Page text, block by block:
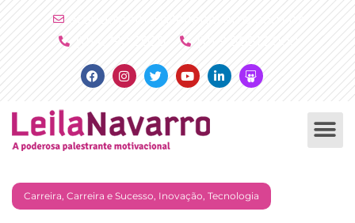
FacebookInstagramTwitterYoutubeLinkedinSlideshare
Carreira Carreira e Sucesso Inovação Tecnologia